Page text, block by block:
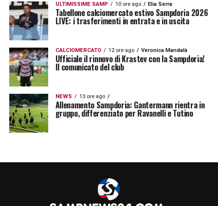
ULTIMISSIME SAMP 10 ore ago Elia Serra
Tabellone calciomercato estivo Sampdoria 2026
LIVE: i trasferimenti in entrata e in uscita
CALCIOMERCATO 12 ore ago Veronica Mandalà
Ufficiale il rinnovo di Krastev con la Sampdoria!
Il comunicato del club
NEWS 13 ore ago
Allenamento Sampdoria: Gantermann rientra in
gruppo, differenziato per Ravanelli e Tutino